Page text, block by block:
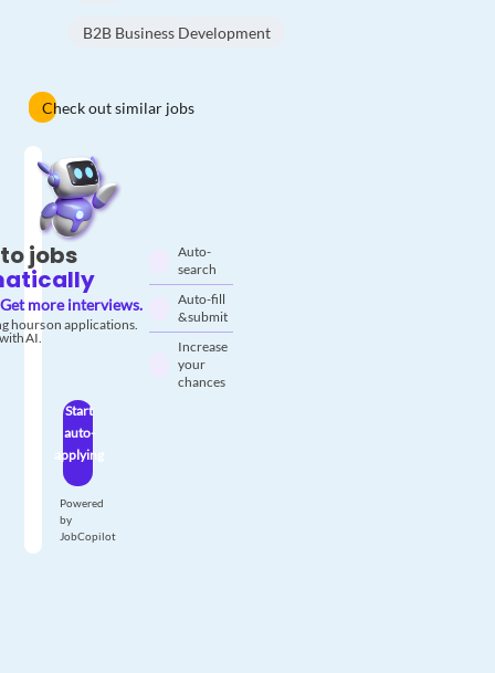
B2B Business Development
Check out similar jobs
jobs
Get more interviews.
hours on applications.
AI.
Auto-
search
Auto-fill
& submit
Increase
your
chances
Start
auto-
applying
Powered
by
JobCopilot